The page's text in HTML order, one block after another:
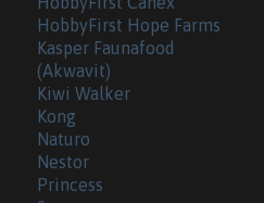
HobbyFirst Hope Farms
Kasper Faunafood
(Akwavit)
Kiwi Walker
Kong
Naturo
Nestor
Princess